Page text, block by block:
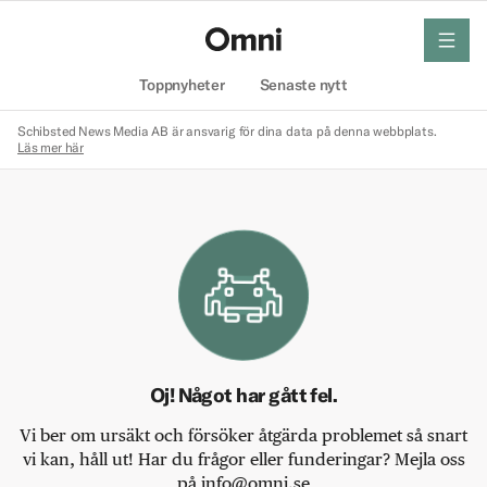
Toppnyheter Senaste nytt
meny
Schibsted News Media AB är ansvarig för dina data på denna webbplats.
Läs mer här
Oj! Något har gått fel.
Vi ber om ursäkt och försöker åtgärda problemet så snart
vi kan, håll ut! Har du frågor eller funderingar? Mejla oss